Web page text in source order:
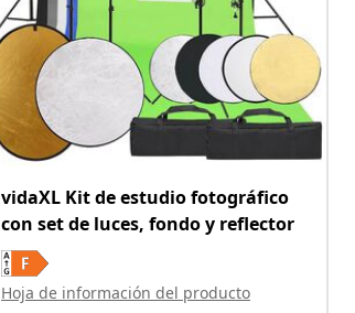
vidaXL Kit de estudio fotográfico
con set de luces, fondo y reflector
Hoja de información del producto